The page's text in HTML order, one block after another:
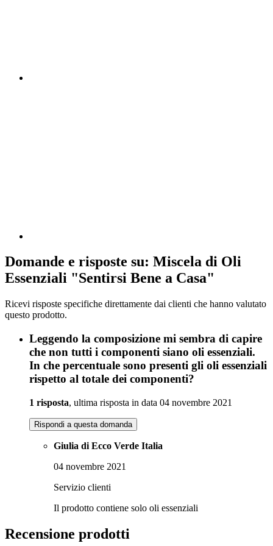
Domande e risposte su: Miscela di Oli
Essenziali "Sentirsi Bene a Casa"
Ricevi risposte specifiche direttamente dai clienti che hanno valutato
questo prodotto.
Leggendo la composizione mi sembra di capire
che non tutti i componenti siano oli essenziali.
In che percentuale sono presenti gli oli essenziali
rispetto al totale dei componenti?
1 risposta, ultima risposta in data 04 novembre 2021
Rispondi a questa domanda
Giulia di Ecco Verde Italia
04 novembre 2021
Servizio clienti
Il prodotto contiene solo oli essenziali
Recensione prodotti